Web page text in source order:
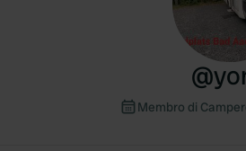
@
Membro di